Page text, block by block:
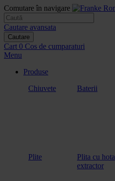
Comutare în navigare
Cautare avansata
Cautare
Cart 0 Cos de cumparaturi
Menu
Produse
Chiuvete
Baterii
Plite
Plita cu hota
extractor